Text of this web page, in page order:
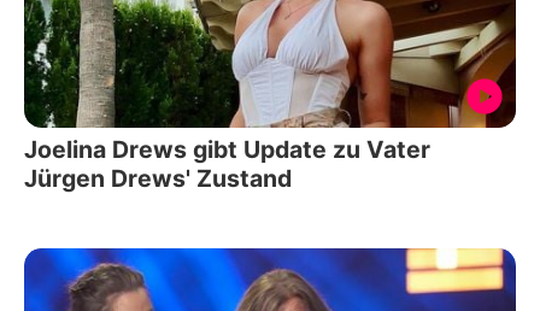
Joelina Drews gibt Update zu Vater
Jürgen Drews' Zustand